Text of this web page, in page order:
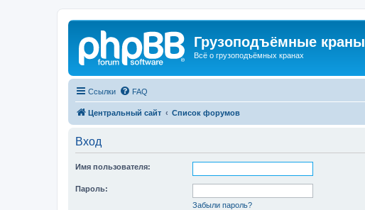
Грузоподъёмные краны
Всё о грузоподъёмных кранах
Ссылки FAQ
Центральный сайт Список форумов
Вход
Имя пользователя:
Пароль:
Забыли пароль?